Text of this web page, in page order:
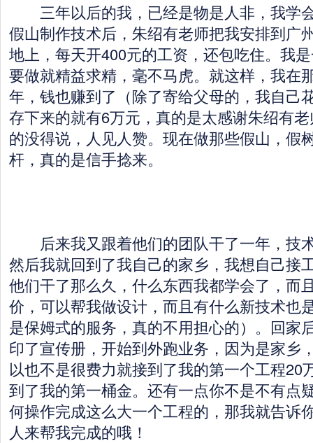
三年以后的我，已经是物是人非，我学
假山制作技术后，朱绍有老师把我安排到广
地上，每天开400元的工资，还包吃住。我
要做就精益求精，毫不马虎。就这样，我在
年，钱也赚到了（除了寄给父母的，我自己
存下来的就有6万元，真的是太感谢朱绍有
的没得说，人见人赞。现在做那些假山，假
杆，真的是信手捻来。
后来我又跟着他们的团队干了一年，技
然后我就回到了我自己的家乡，我想自己接
他们干了那么久，什么东西我都学会了，而
价，可以帮我做设计，而且有什么新技术也
是保姆式的服务，真的不用担心的）。回家
印了宣传册，开始到外跑业务，因为是家乡
以也不是很费力就接到了我的第一个工程20
到了我的第一桶金。还有一点你不是不有点
何操作完成这么大一个工程的，那我就告诉
人来帮我完成的哦！